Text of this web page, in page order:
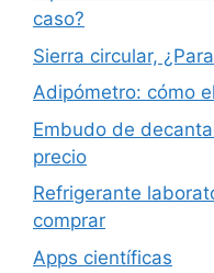
caso?
Sierra circular,
Adipómetro: cómo
Embudo de
precio
Refrigerante
comprar
Apps científicas